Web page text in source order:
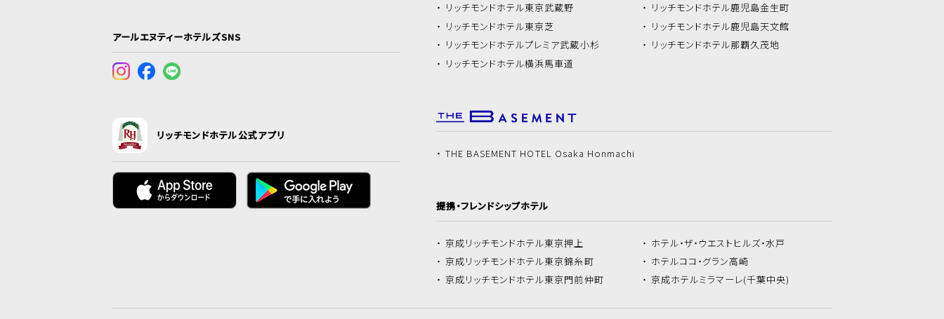
アールエヌティーホテルズSNS
リッチモンドホテル公式アプリ
リッチモンドホテル東京武蔵野
リッチモンドホテル東京芝
リッチモンドホテルプレミア武蔵小杉
リッチモンドホテル横浜馬車道
リッチモンドホテル鹿児島金生町
リッチモンドホテル鹿児島天文館
リッチモンドホテル那覇久茂地
THE BASEMENT HOTEL Osaka Honmachi
提携・フレンドシップホテル
京成リッチモンドホテル東京押上 ホテル・ザ・ ウエストヒルズ・水戸
京成リッチモンドホテル東京錦糸町 ホテルココ・グラン高崎
京成リッチモンドホテル東京門前仲町 京成ホテルミラマーレ(千葉中央)